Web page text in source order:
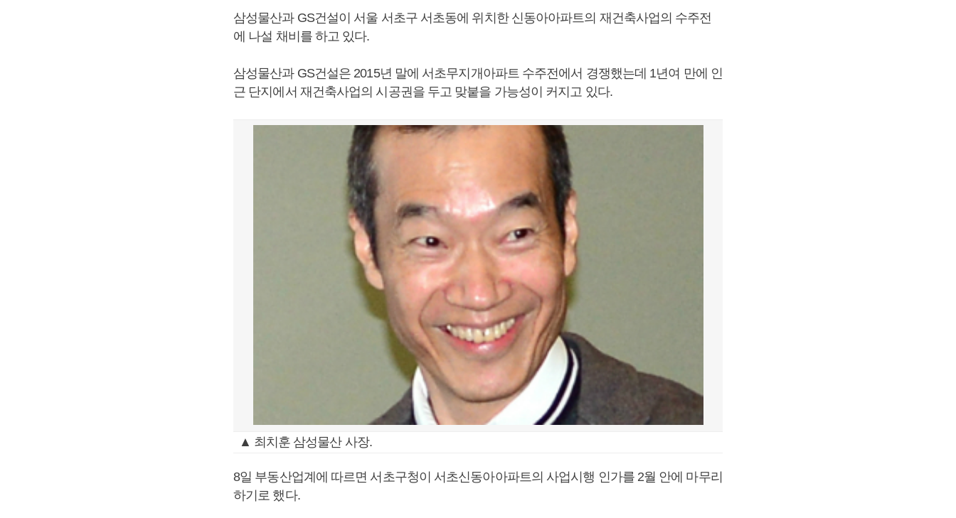
삼성물산과 GS건설이 서울 서초구 서초동에 위치한 신동아아파트의 재건축사업의 수주전
에 나설 채비를 하고 있다.
삼성물산과 GS건설은 2015년 말에 서초무지개아파트 수주전에서 경쟁했는데 1년여 만에 인
근 단지에서 재건축사업의 시공권을 두고 맞붙을 가능성이 커지고 있다.
▲ 최치훈 삼성물산 사장.
8일 부동산업계에 따르면 서초구청이 서초신동아아파트의 사업시행 인가를 2월 안에 마무리
하기로 했다.